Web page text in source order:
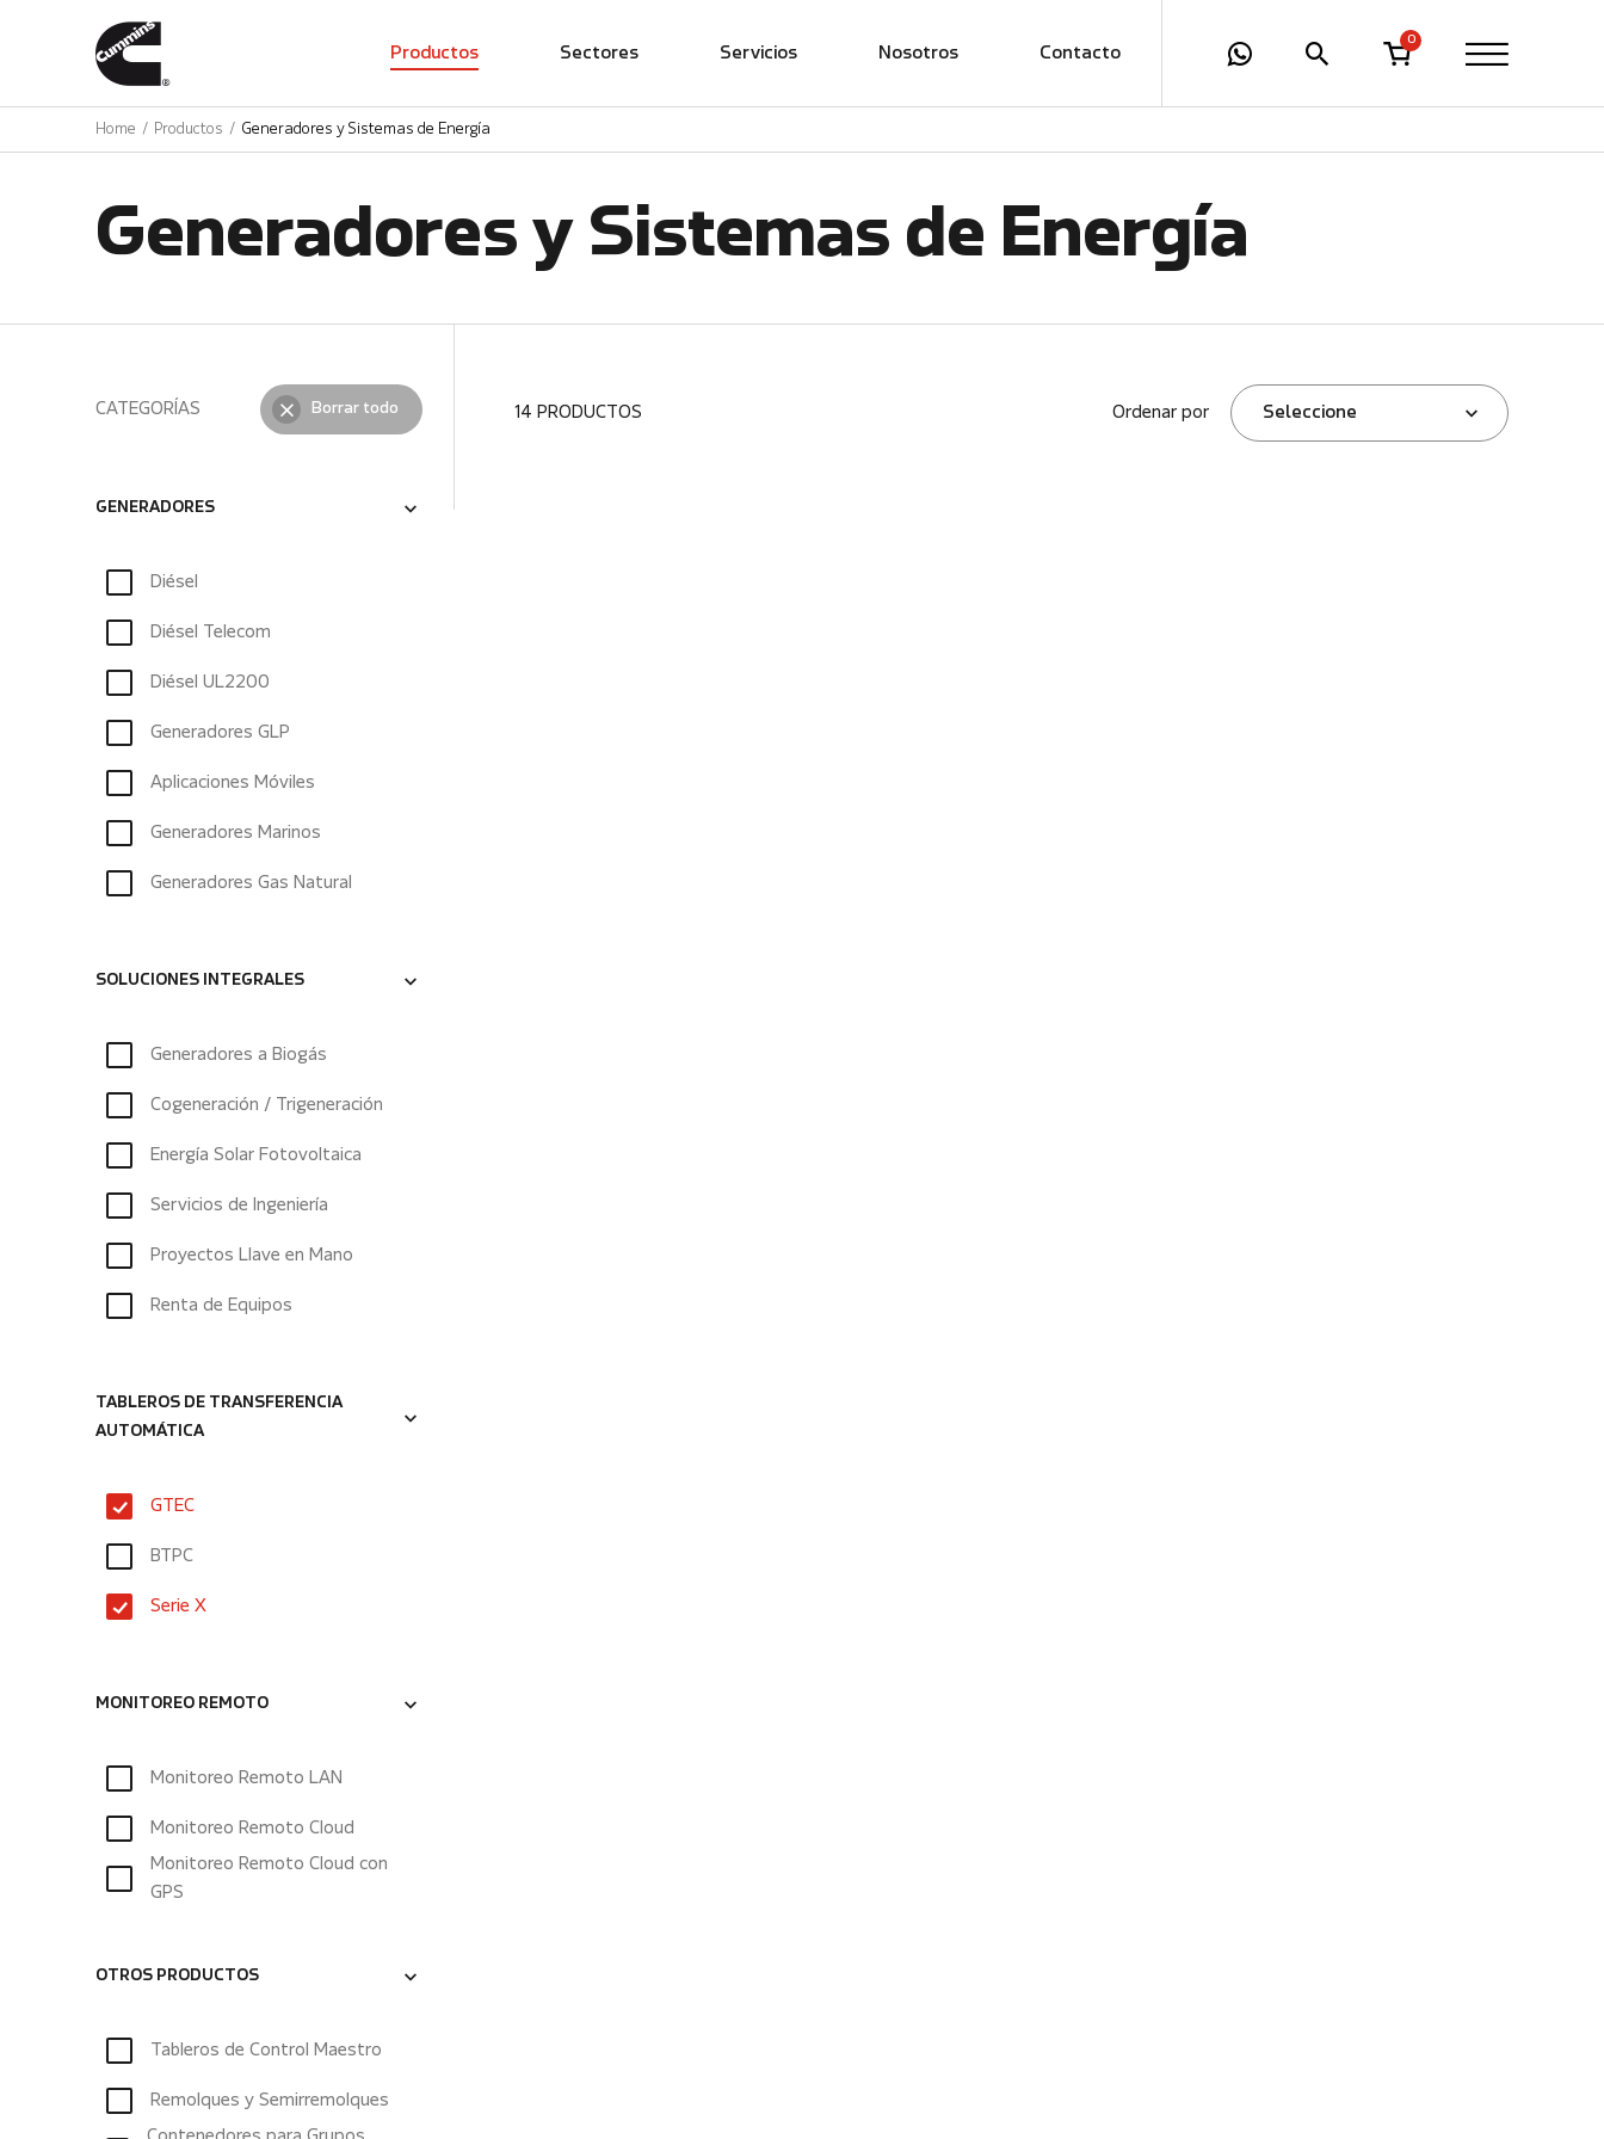
Productos Sectores Servicios Nosotros Contacto
0
Home Productos Generadores y Sistemas de Energía
Generadores y Sistemas de Energía
CATEGORÍAS Borrar todo
GENERADORES
Diésel
Diésel Telecom
Diésel UL2200
Generadores GLP
Aplicaciones Móviles
Generadores Marinos
Generadores Gas Natural
SOLUCIONES INTEGRALES
Generadores a Biogás
Cogeneración / Trigeneración
Energía Solar Fotovoltaica
Servicios de Ingeniería
Proyectos Llave en Mano
Renta de Equipos
TABLEROS DE TRANSFERENCIA
AUTOMÁTICA
GTEC
BTPC
Serie X
MONITOREO REMOTO
Monitoreo Remoto LAN
Monitoreo Remoto Cloud
Monitoreo Remoto Cloud con
GPS
OTROS PRODUCTOS
Tableros de Control Maestro
Remolques y Semirremolques
14 PRODUCTOS Ordenar por Seleccione